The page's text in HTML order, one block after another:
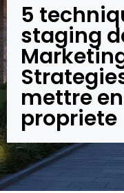
5
staging
mettre
propriete